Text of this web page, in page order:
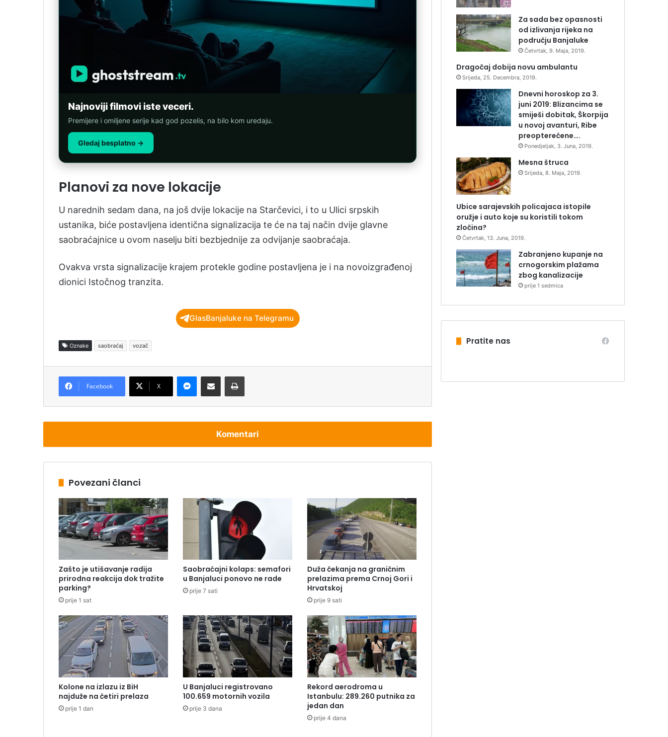
Najnoviji filmovi iste veceri.
Premijere i omiljene serije kad god pozelis, na bilo kom uredaju.
Gledaj besplatno →
Planovi za nove lokacije
U narednih sedam dana, na još dvije lokacije na Starčevici, i to u Ulici srpskih
ustanika, biće postavljena identična signalizacija te će na taj način dvije glavne
saobraćajnice u ovom naselju biti bezbjednije za odvijanje saobraćaja.
Ovakva vrsta signalizacije krajem protekle godine postavljena je i na novoizgrađenoj
dionici Istočnog tranzita.
GlasBanjaluke na Telegramu
Oznake saobraćaj vozač
Facebook X
Komentari
Povezani članci
Zašto je utišavanje radija
prirodna reakcija dok tražite
parking?
prije 1 sat
Saobraćajni kolaps: semafori
u Banjaluci ponovo ne rade
prije 7 sati
Duža čekanja na graničnim
prelazima prema Crnoj Gori i
Hrvatskoj
prije 9 sati
Kolone na izlazu iz BiH
najduže na četiri prelaza
prije 1 dan
U Banjaluci registrovano
100.659 motornih vozila
prije 3 dana
Rekord aerodroma u
Istanbulu: 289.260 putnika za
jedan dan
prije 4 dana
Za sada bez opasnosti
od izlivanja rijeka na
području Banjaluke
Četvrtak, 9. Maja, 2019.
Dragočaj dobija novu ambulantu
Srijeda, 25. Decembra, 2019.
Dnevni horoskop za 3.
juni 2019: Blizancima se
smiješi dobitak, Škorpija
u novoj avanturi, Ribe
preopterećene….
Ponedjeljak, 3. Juna, 2019.
Mesna štruca
Srijeda, 8. Maja, 2019.
Ubice sarajevskih policajaca istopile
oružje i auto koje su koristili tokom
zločina?
Četvrtak, 13. Juna, 2019.
Zabranjeno kupanje na
crnogorskim plažama
zbog kanalizacije
prije 1 sedmica
Pratite nas